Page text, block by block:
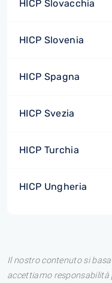
HICP Slovacchia
HICP Slovenia
HICP Spagna
HICP Svezia
HICP Turchia
HICP Ungheria
Il nostro contenuto si
accettiamo responsabilità